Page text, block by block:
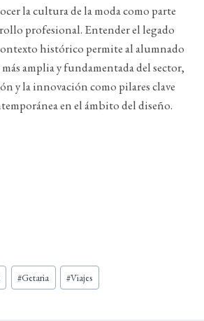
la cultura de la moda como parte
profesional. Entender el legado
histórico permite al alumnado
amplia y fundamentada del sector,
y la innovación como pilares clave
en el ámbito del diseño.
#Getaria #Viajes